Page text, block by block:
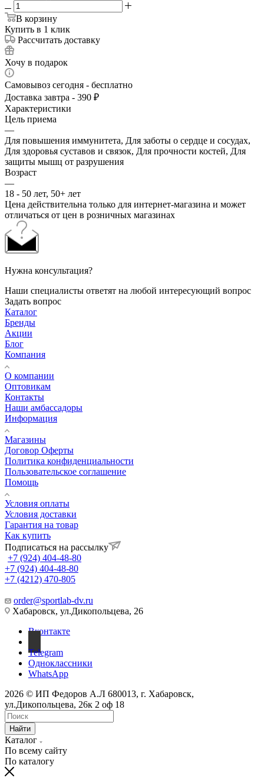
В корзину
Купить в 1 клик
Рассчитать доставку
Хочу в подарок
Самовывоз сегодня - бесплатно
Доставка завтра - 390 ₽
Характеристики
Цель приема
—
Для повышения иммунитета, Для заботы о сердце и сосудах,
Для здоровья суставов и связок, Для прочности костей, Для
защиты мышц от разрушения
Возраст
—
18 - 50 лет, 50+ лет
Цена действительна только для интернет-магазина и может
отличаться от цен в розничных магазинах
Нужна консультация?
Наши специалисты ответят на любой интересующий вопрос
Задать вопрос
Каталог
Бренды
Акции
Блог
Компания
О компании
Оптовикам
Контакты
Наши амбассадоры
Информация
Магазины
Договор Оферты
Политика конфиденциальности
Пользовательское соглашение
Помощь
Условия оплаты
Условия доставки
Гарантия на товар
Как купить
Подписаться на рассылку
+7 (924) 404-48-80
+7 (924) 404-48-80
+7 (4212) 470-805
order@sportlab-dv.ru
Хабаровск, ул.Дикопольцева, 26
Вконтакте
Telegram
Одноклассники
WhatsApp
2026 © ИП Федоров А.Л 680013, г. Хабаровск,
ул.Дикопольцева, 26к 2 оф 18
Найти
Каталог
По всему сайту
По каталогу